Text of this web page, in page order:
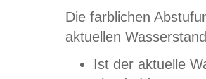
Die farblichen
aktuellen
Ist der aktuelle